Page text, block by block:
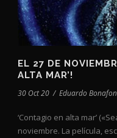
EL 27 DE
ALTA MAR’!
30 Oct 20 / Eduardo
‘Contagio en alta mar’
noviembre. La película,